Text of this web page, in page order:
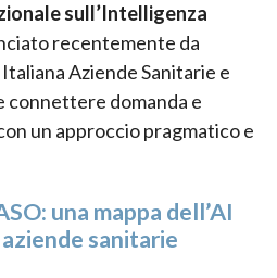
sull’Intelligenza
recentemente da
Aziende Sanitarie e
connettere domanda e
un approccio pragmatico e
una mappa dell’AI
sanitarie